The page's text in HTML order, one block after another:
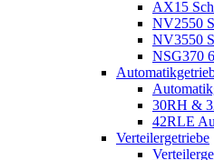
AX15
NV2550
NV3550
NSG370
30RH &
42RLE
Verteilergetriebe